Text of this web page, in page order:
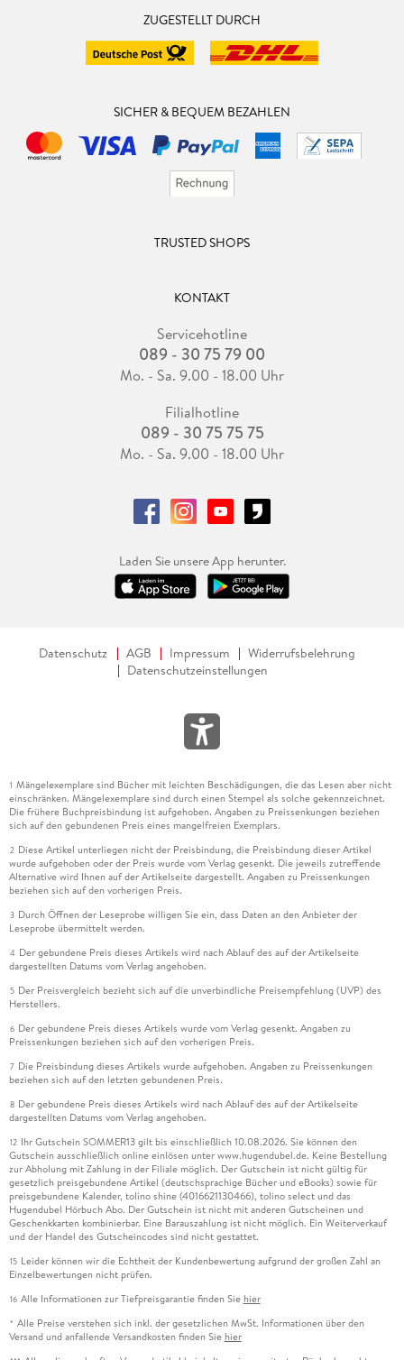
ZUGESTELLT DURCH
SICHER & BEQUEM BEZAHLEN
TRUSTED SHOPS
KONTAKT
Servicehotline
089 - 30 75 79 00
Mo. - Sa. 9.00 - 18.00 Uhr
Filialhotline
089 - 30 75 75 75
Mo. - Sa. 9.00 - 18.00 Uhr
Laden Sie unsere App herunter.
Datenschutz AGB Impressum
Widerrufsbelehrung
Datenschutzeinstellungen
1 Mängelexemplare sind Bücher mit leichten Beschädigungen, die das Lesen aber nicht
einschränken. Mängelexemplare sind durch einen Stempel als solche gekennzeichnet.
Die frühere Buchpreisbindung ist aufgehoben. Angaben zu Preissenkungen beziehen
sich auf den gebundenen Preis eines mangelfreien Exemplars.
2 Diese Artikel unterliegen nicht der Preisbindung, die Preisbindung dieser Artikel
wurde aufgehoben oder der Preis wurde vom Verlag gesenkt. Die jeweils zutreffende
Alternative wird Ihnen auf der Artikelseite dargestellt. Angaben zu Preissenkungen
beziehen sich auf den vorherigen Preis.
3 Durch Öffnen der Leseprobe willigen Sie ein, dass Daten an den Anbieter der
Leseprobe übermittelt werden.
4 Der gebundene Preis dieses Artikels wird nach Ablauf des auf der Artikelseite
dargestellten Datums vom Verlag angehoben.
5 Der Preisvergleich bezieht sich auf die unverbindliche Preisempfehlung (UVP) des
Herstellers.
6 Der gebundene Preis dieses Artikels wurde vom Verlag gesenkt. Angaben zu
Preissenkungen beziehen sich auf den vorherigen Preis.
7 Die Preisbindung dieses Artikels wurde aufgehoben. Angaben zu Preissenkungen
beziehen sich auf den letzten gebundenen Preis.
8 Der gebundene Preis dieses Artikels wird nach Ablauf des auf der Artikelseite
dargestellten Datums vom Verlag angehoben.
12 Ihr Gutschein SOMMER13 gilt bis einschließlich 10.08.2026. Sie können den
Gutschein ausschließlich online einlösen unter www.hugendubel.de. Keine Bestellung
zur Abholung mit Zahlung in der Filiale möglich. Der Gutschein ist nicht gültig für
gesetzlich preisgebundene Artikel (deutschsprachige Bücher und eBooks) sowie für
preisgebundene Kalender, tolino shine (4016621130466), tolino select und das
Hugendubel Hörbuch Abo. Der Gutschein ist nicht mit anderen Gutscheinen und
Geschenkkarten kombinierbar. Eine Barauszahlung ist nicht möglich. Ein Weiterverkauf
und der Handel des Gutscheincodes sind nicht gestattet.
15 Leider können wir die Echtheit der Kundenbewertung aufgrund der großen Zahl an
Einzelbewertungen nicht prüfen.
16 Alle Informationen zur Tiefpreisgarantie finden Sie hier
* Alle Preise verstehen sich inkl. der gesetzlichen MwSt. Informationen über den
Versand und anfallende Versandkosten finden Sie hier